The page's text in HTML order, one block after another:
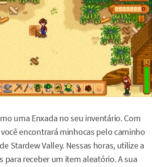
uma Enxada no seu inventário. Com
encontrará minhocas pelo caminho
Stardew Valley. Nessas horas, utilize a
para receber um item aleatório. A sua